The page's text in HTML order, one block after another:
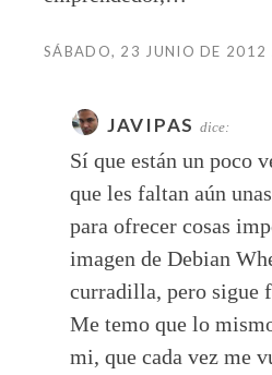
SÁBADO, 23 JUNIO DE 2012
JAVIPAS dice:
Sí que están un poco
que les faltan aún
para ofrecer cosas
imagen de Debian
curradilla, pero sigue
Me temo que lo
mi, que cada vez me